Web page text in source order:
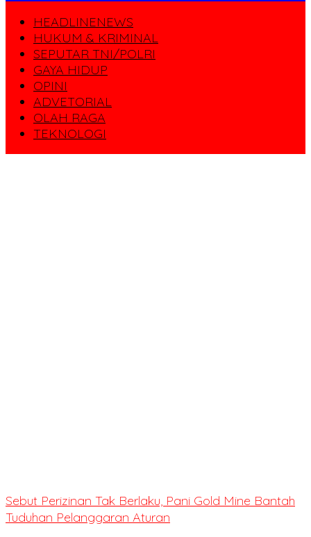
HEADLINENEWS
HUKUM & KRIMINAL
SEPUTAR TNI/POLRI
GAYA HIDUP
OPINI
ADVETORIAL
OLAH RAGA
TEKNOLOGI
Sebut Perizinan Tak Berlaku, Pani Gold Mine Bantah
Tuduhan Pelanggaran Aturan